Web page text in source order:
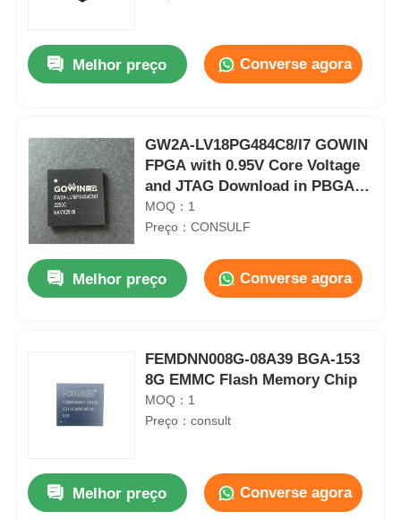
Melhor preço Converse agora
GW2A-LV18PG484C8/I7 GOWIN
FPGA with 0.95V Core Voltage
and JTAG Download in PBGA-
484 Package
MOQ：1
Preço：CONSULF
Melhor preço Converse agora
FEMDNN008G-08A39 BGA-153
8G EMMC Flash Memory Chip
MOQ：1
Preço：consult
Melhor preço Converse agora